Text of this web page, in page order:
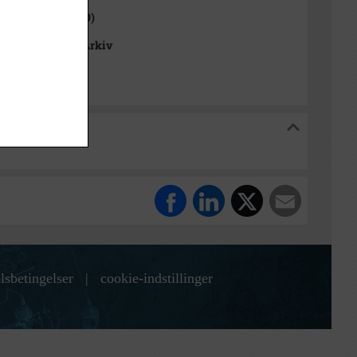
Sogn (1921-2050)
Lokalhistoriske Arkiv
| cookie-indstillinger